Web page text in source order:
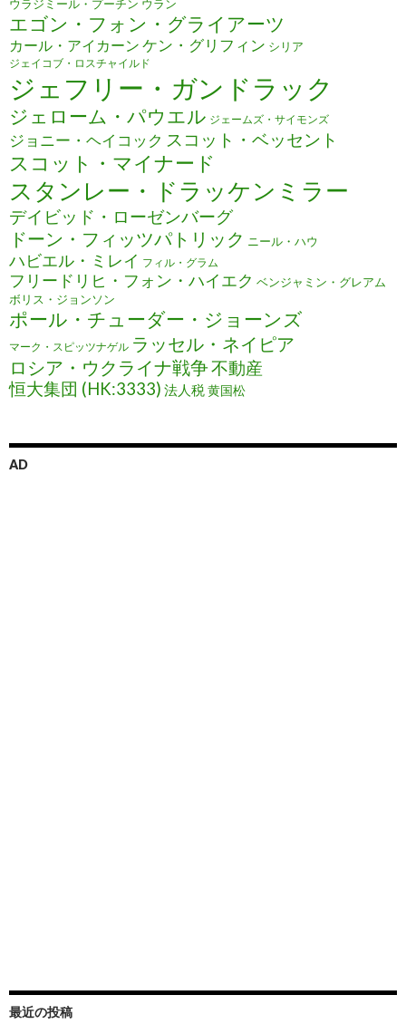
ウラジミール・プーチン ウラン
エゴン・フォン・グライアーツ
カール・アイカーン ケン・グリフィン シリア
ジェイコブ・ロスチャイルド
ジェフリー・ガンドラック
ジェローム・パウエル ジェームズ・サイモンズ
ジョニー・ヘイコック スコット・ベッセント
スコット・マイナード
スタンレー・ドラッケンミラー
デイビッド・ローゼンバーグ
ドーン・フィッツパトリック ニール・ハウ
ハビエル・ミレイ フィル・グラム
フリードリヒ・フォン・ハイエク ベンジャミン・グレアム
ボリス・ジョンソン
ポール・チューダー・ジョーンズ
マーク・スピッツナゲル ラッセル・ネイピア
ロシア・ウクライナ戦争不動産
恒大集団 (HK:3333) 法人税黄国松
AD
最近の投稿